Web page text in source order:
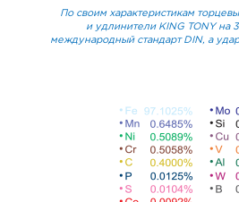
По своим характеристикам
и удлинители KING TONY на
международный стандарт DIN, а